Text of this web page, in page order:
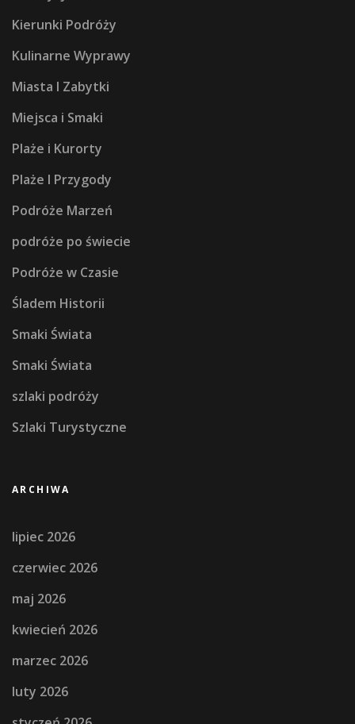
Kierunki Podróży
Kulinarne Wyprawy
Miasta I Zabytki
Miejsca i Smaki
Plaże i Kurorty
Plaże I Przygody
Podróże Marzeń
podróże po świecie
Podróże w Czasie
Śladem Historii
Smaki Świata
Smaki Świata
szlaki podróży
Szlaki Turystyczne
ARCHIWA
lipiec 2026
czerwiec 2026
maj 2026
kwiecień 2026
marzec 2026
luty 2026